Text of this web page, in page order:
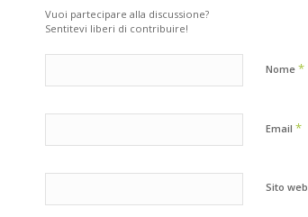
Vuoi partecipare alla discussione?
Sentitevi liberi di contribuire!
Nome *
Email *
Sito web